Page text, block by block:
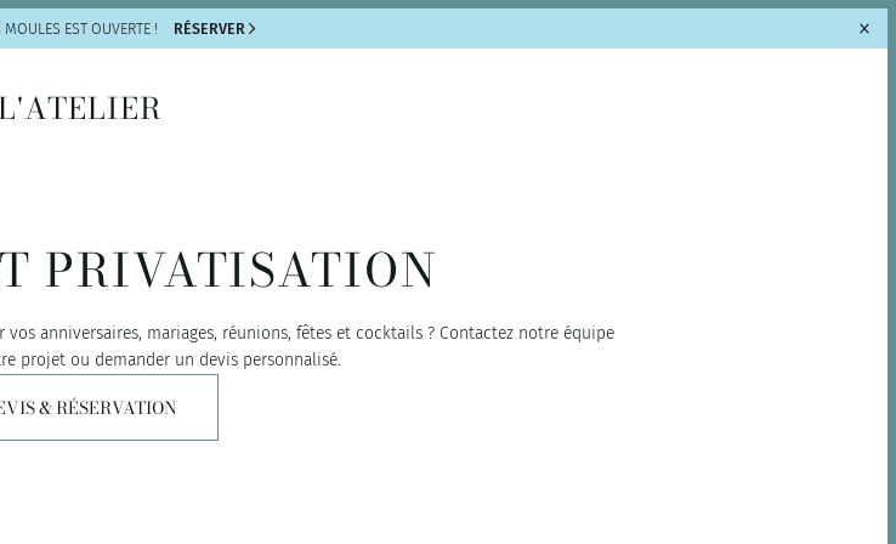
MOULES EST OUVERTE ! RÉSERVER
PRIVATISATION
anniversaires, mariages, réunions, fêtes et cocktails ? Contactez notre équipe
projet ou demander un devis personnalisé.
& RÉSERVATION